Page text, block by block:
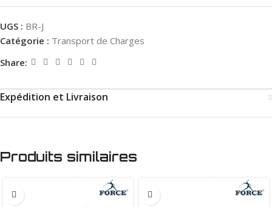
UGS : BR-J
Catégorie : Transport de Charges
Share:
Expédition et Livraison
Produits similaires